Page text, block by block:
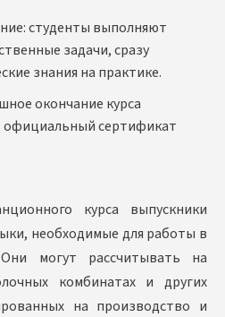
студенты выполняют
задачи, сразу
знания на практике.
окончание курса
официальный сертификат
курса выпускники
необходимые для работы в
могут рассчитывать на
комбинатах и других
на производство и